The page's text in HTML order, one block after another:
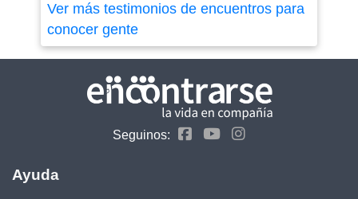
Ver más testimonios de encuentros para
conocer gente
Seguinos:
Ayuda